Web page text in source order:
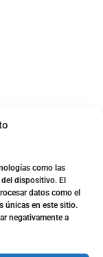
como las
dispositivo. El
datos como el
únicas en este sitio.
negativamente a